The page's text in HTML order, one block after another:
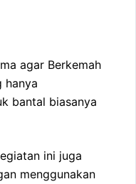
agar Berkemah
hanya
bantal biasanya
ini juga
menggunakan